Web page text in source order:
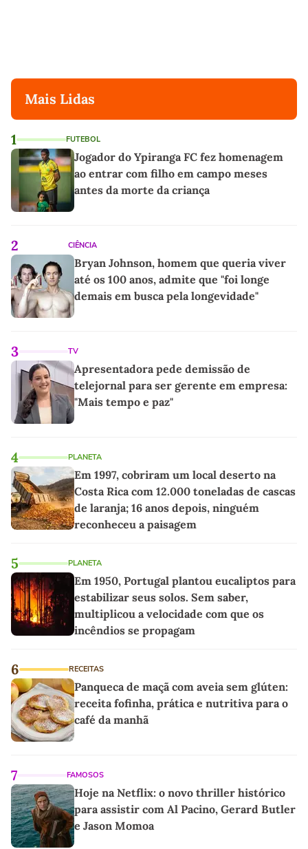
Mais Lidas
1 FUTEBOL
Jogador do Ypiranga FC fez homenagem
ao entrar com filho em campo meses
antes da morte da criança
2 CIÊNCIA
Bryan Johnson, homem que queria viver
até os 100 anos, admite que "foi longe
demais em busca pela longevidade"
3 TV
Apresentadora pede demissão de
telejornal para ser gerente em empresa:
"Mais tempo e paz"
4 PLANETA
Em 1997, cobriram um local deserto na
Costa Rica com 12.000 toneladas de cascas
de laranja; 16 anos depois, ninguém
reconheceu a paisagem
5 PLANETA
Em 1950, Portugal plantou eucaliptos para
estabilizar seus solos. Sem saber,
multiplicou a velocidade com que os
incêndios se propagam
6 RECEITAS
Panqueca de maçã com aveia sem glúten:
receita fofinha, prática e nutritiva para o
café da manhã
7 FAMOSOS
Hoje na Netflix: o novo thriller histórico
para assistir com Al Pacino, Gerard Butler
e Jason Momoa